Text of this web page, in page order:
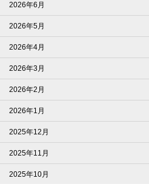
2026年6月
2026年5月
2026年4月
2026年3月
2026年2月
2026年1月
2025年12月
2025年11月
2025年10月